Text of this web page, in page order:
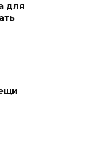
для